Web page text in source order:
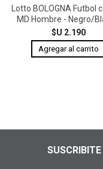
Lotto BOLOGNA Futbol
MD Hombre - Negro/
$U 2.190